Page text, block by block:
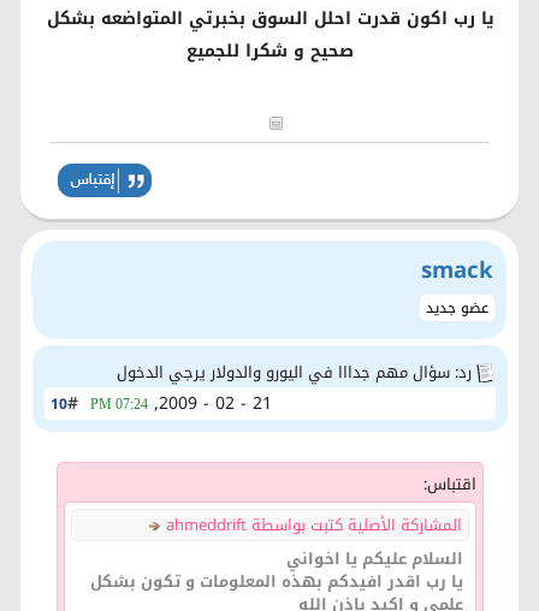
يا رب اكون قدرت احلل السوق بخبرتي المتواضعه بشكل
صحيح و شكرا للجميع
smack
عضو جديد
رد: سؤال مهم جدااا في اليورو والدولار يرجي الدخول
10# 21 - 02 - 2009,
07:24 PM
اقتباس:
المشاركة الأصلية كتبت بواسطة ahmeddrift
السلام عليكم يا اخواني
يا رب اقدر افيدكم بهذه المعلومات و تكون بشكل
علمي و اكيد باذن الله